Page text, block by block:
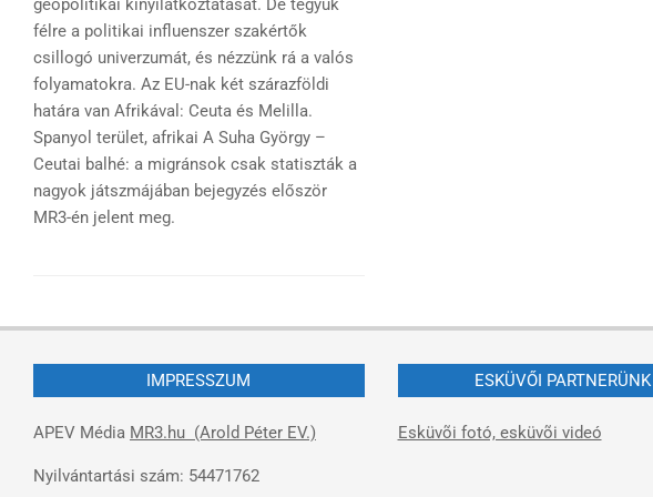
félre a politikai influenszer szakértők
csillogó univerzumát, és nézzünk rá a valós
folyamatokra. Az EU-nak két szárazföldi
határa van Afrikával: Ceuta és Melilla.
Spanyol terület, afrikai A Suha György –
Ceutai balhé: a migránsok csak statiszták a
nagyok játszmájában bejegyzés először
MR3-én jelent meg.
IMPRESSZUM
APEV Média MR3.hu (Arold Péter EV.)
Nyilvántartási szám: 54471762
ESKÜVŐI PARTNERÜNK
Esküvõi fotó, esküvõi videó